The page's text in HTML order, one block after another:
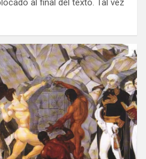
al final del texto. Tal vez